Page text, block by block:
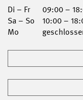
Di – Fr
09:00 –
Sa – So
10:00 –
Mo